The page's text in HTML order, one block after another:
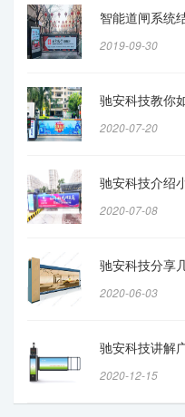
智能道闸系统
2019-09-30
驰安科技教你
2020-07-20
驰安科技介绍
2020-07-08
驰安科技分享
2020-06-03
驰安科技讲解
2020-12-15